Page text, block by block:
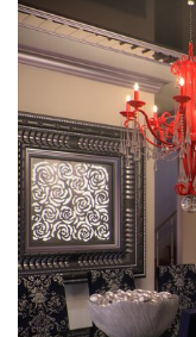
v-
interere-
tonkosti-
dlya-
oformleniya-
dizayna